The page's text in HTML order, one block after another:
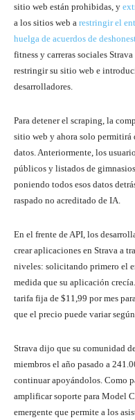
sitio web están prohibidas, y
a los sitios web a restringir el
huelga de acuerdos de
fitness y carreras sociales
restringir su sitio web e
desarrolladores.
Para detener el scraping, la
sitio web y ahora solo permitirá
datos. Anteriormente, los
públicos y listados de
poniendo todos esos datos
raspado no acreditado de IA.
En el frente de API, los
crear aplicaciones en Strava a
niveles: solicitando primero el
medida que su aplicación
tarifa fija de $11,99 por mes
que el precio puede variar
Strava dijo que su comunidad
miembros el año pasado a
continuar apoyándolos. Como
amplificar soporte para Model
emergente que permite a los